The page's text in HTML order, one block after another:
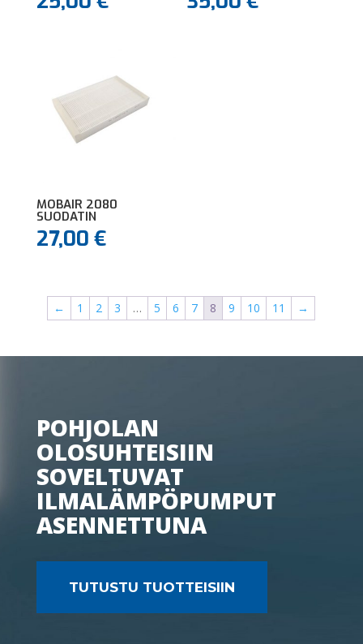
MOBAIR 2080
SUODATIN
27,00 €
← 1 2 3 … 5 6 7 8 9 10 11 →
POHJOLAN
OLOSUHTEISIIN
SOVELTUVAT
ILMALÄMPÖPUMPUT
ASENNETTUNA
TUTUSTU TUOTTEISIIN